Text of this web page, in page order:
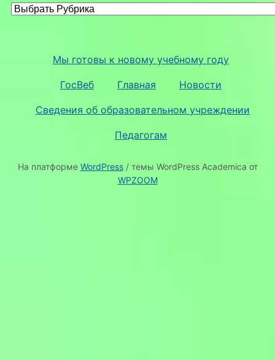
Мы готовы к новому учебному году
ГосВеб Главная Новости
Сведения об образовательном учреждении
Педагогам
На платформе WordPress/ темы WordPress Academica от
WPZOOM